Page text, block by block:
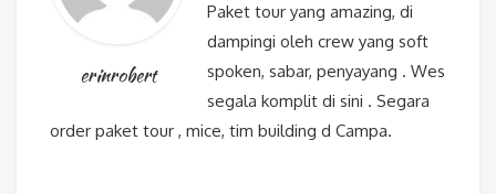
erinrobert
Paket tour yang amazing, di
dampingi oleh crew yang soft
spoken, sabar, penyayang . Wes
segala komplit di sini . Segara
order paket tour , mice, tim building d Campa.